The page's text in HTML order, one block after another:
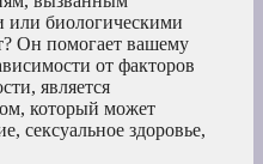
биологическими
Он помогает вашему
от факторов
является
который может
сексуальное здоровье,